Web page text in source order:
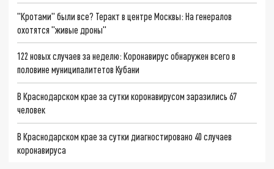
"Кротами" были все? Теракт в центре Москвы: На генералов
охотятся "живые дроны"
122 новых случаев за неделю: Коронавирус обнаружен всего в
половине муниципалитетов Кубани
В Краснодарском крае за сутки коронавирусом заразились 67
человек
В Краснодарском крае за сутки диагностировано 40 случаев
коронавируса